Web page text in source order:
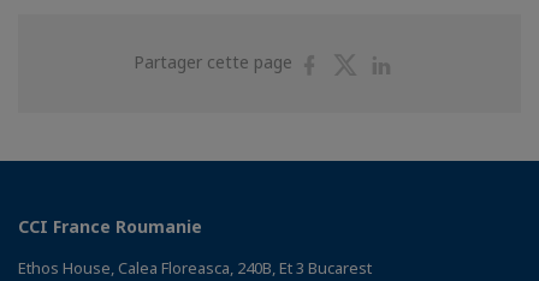
Partager cette page
PartagerPartager
CCI France Roumanie
Ethos House, Calea Floreasca, 240B, Et 3 Bucarest